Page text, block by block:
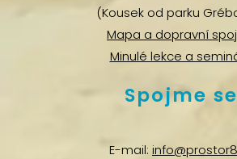
(Kousek od parku
Mapa a dopravní
Minulé lekce a
Spojme se
E-mail: